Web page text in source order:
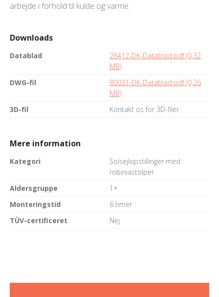
arbejde i forhold til kulde og varme.
Downloads
Datablad
26412-DK-Datablad.pdf (0,32
MB)
DWG-fil
80031-DK-Datablad.pdf (0,26
MB)
3D-fil
Kontakt os for 3D-filer
Mere information
Kategori
Solsejlopstillinger med
robiniastolper
Aldersgruppe
1+
Monteringstid
6 timer
TÜV-certificeret
Nej